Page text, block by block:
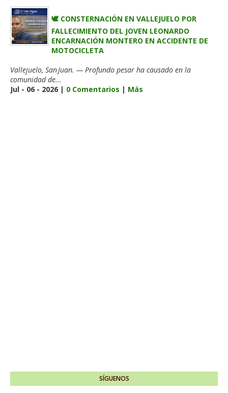
🕊️ CONSTERNACIÓN EN VALLEJUELO POR
FALLECIMIENTO DEL JOVEN LEONARDO
ENCARNACIÓN MONTERO EN ACCIDENTE DE
MOTOCICLETA
Vallejuelo, San Juan. — Profundo pesar ha causado en la
comunidad de...
Jul - 06 - 2026 | 0 Comentarios | Más
SÍGUENOS